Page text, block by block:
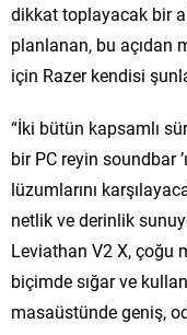
dikkat toplayacak bir
planlanan, bu açıdan
için Razer kendisi
“İki bütün kapsamlı
bir PC reyin soundbar
lüzumlarını
netlik ve derinlik
Leviathan V2 X, çoğu
biçimde sığar ve
masaüstünde geniş,